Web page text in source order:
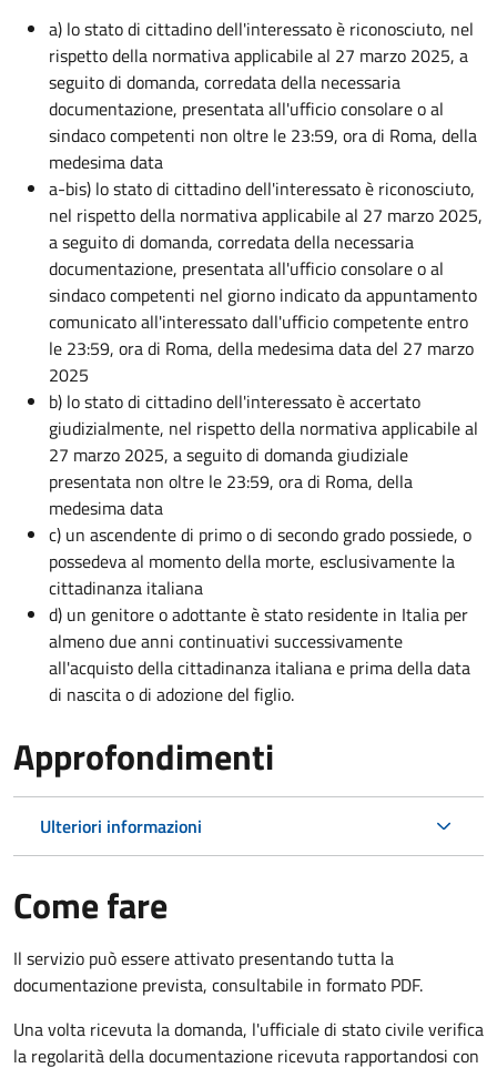
a) lo stato di cittadino dell'interessato è riconosciuto, nel
rispetto della normativa applicabile al 27 marzo 2025, a
seguito di domanda, corredata della necessaria
documentazione, presentata all'ufficio consolare o al
sindaco competenti non oltre le 23:59, ora di Roma, della
medesima data
a-bis) lo stato di cittadino dell'interessato è riconosciuto,
nel rispetto della normativa applicabile al 27 marzo 2025,
a seguito di domanda, corredata della necessaria
documentazione, presentata all'ufficio consolare o al
sindaco competenti nel giorno indicato da appuntamento
comunicato all'interessato dall'ufficio competente entro
le 23:59, ora di Roma, della medesima data del 27 marzo
2025
b) lo stato di cittadino dell'interessato è accertato
giudizialmente, nel rispetto della normativa applicabile al
27 marzo 2025, a seguito di domanda giudiziale
presentata non oltre le 23:59, ora di Roma, della
medesima data
c) un ascendente di primo o di secondo grado possiede, o
possedeva al momento della morte, esclusivamente la
cittadinanza italiana
d) un genitore o adottante è stato residente in Italia per
almeno due anni continuativi successivamente
all'acquisto della cittadinanza italiana e prima della data
di nascita o di adozione del figlio.
Approfondimenti
Ulteriori informazioni
Come fare
Il servizio può essere attivato presentando tutta la
documentazione prevista, consultabile in formato PDF.
Una volta ricevuta la domanda, l'ufficiale di stato civile verifica
la regolarità della documentazione ricevuta rapportandosi con